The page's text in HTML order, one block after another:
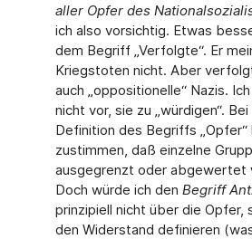
allerOpfer des
ich also vorsichtig. Etwas
dem Begriff „Verfolgte“. Er
Kriegstoten nicht. Aber
auch „oppositionelle“ Nazis.
nicht vor, sie zu „würdigen“.
Definition des Begriffs „Opfer“
zustimmen, daß einzelne
ausgegrenzt oder abgewertet
Doch würde ich den Begriff
prinzipiell nicht über die Opfer,
den Widerstand definieren